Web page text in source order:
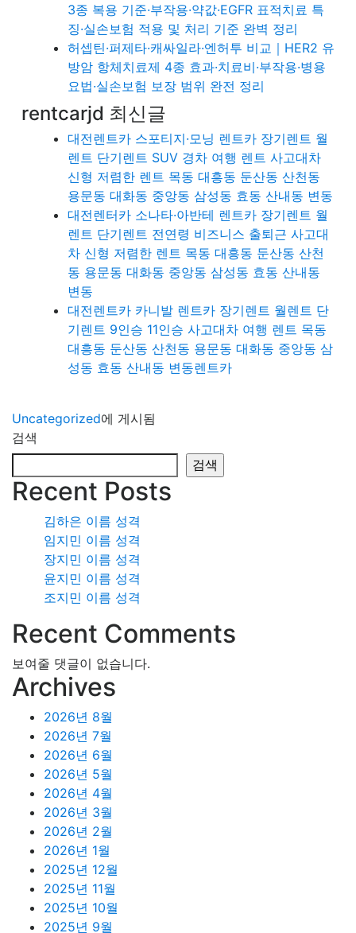
3종 복용 기준·부작용·약값·EGFR 표적치료 특
징·실손보험 적용 및 처리 기준 완벽 정리
허셉틴·퍼제타·캐싸일라·엔허투 비교｜HER2 유
방암 항체치료제 4종 효과·치료비·부작용·병용
요법·실손보험 보장 범위 완전 정리
rentcarjd 최신글
대전렌트카 스포티지·모닝 렌트카 장기렌트 월
렌트 단기렌트 SUV 경차 여행 렌트 사고대차
신형 저렴한 렌트 목동 대흥동 둔산동 산천동
용문동 대화동 중앙동 삼성동 효동 산내동 변동
대전렌터카 소나타·아반테 렌트카 장기렌트 월
렌트 단기렌트 전연령 비즈니스 출퇴근 사고대
차 신형 저렴한 렌트 목동 대흥동 둔산동 산천
동 용문동 대화동 중앙동 삼성동 효동 산내동
변동
대전렌트카 카니발 렌트카 장기렌트 월렌트 단
기렌트 9인승 11인승 사고대차 여행 렌트 목동
대흥동 둔산동 산천동 용문동 대화동 중앙동 삼
성동 효동 산내동 변동렌트카
Uncategorized에 게시됨
검색
검색
Recent Posts
김하은 이름 성격
임지민 이름 성격
장지민 이름 성격
윤지민 이름 성격
조지민 이름 성격
Recent Comments
보여줄 댓글이 없습니다.
Archives
2026년 8월
2026년 7월
2026년 6월
2026년 5월
2026년 4월
2026년 3월
2026년 2월
2026년 1월
2025년 12월
2025년 11월
2025년 10월
2025년 9월